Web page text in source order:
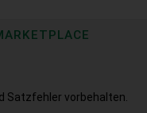
Satzfehler vorbehalten.